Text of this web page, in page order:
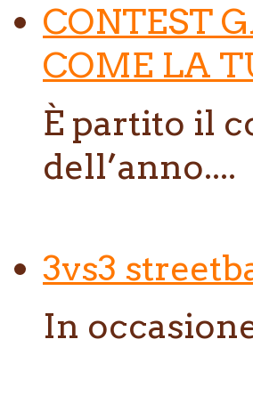
CONTEST
COME LA
È partito il
dell’anno....
3vs3
In